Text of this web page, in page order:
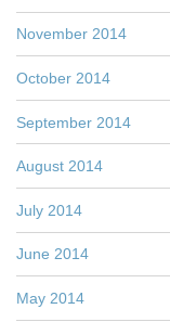
November 2014
October 2014
September 2014
August 2014
July 2014
June 2014
May 2014